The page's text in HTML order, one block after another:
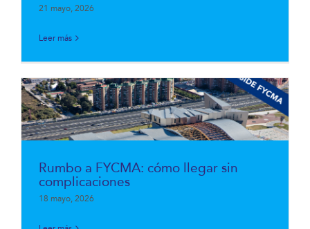
21 mayo, 2026
Leer más
Rumbo a FYCMA: cómo llegar sin
complicaciones
18 mayo, 2026